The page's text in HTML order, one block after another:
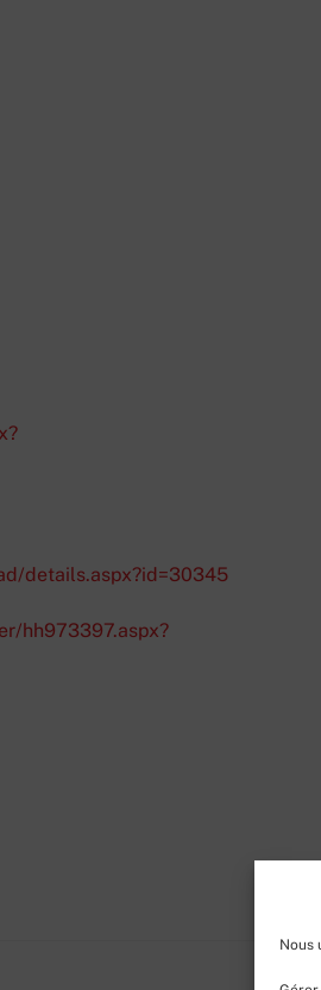
Nous
details.aspx?id=30345
hh973397.aspx?